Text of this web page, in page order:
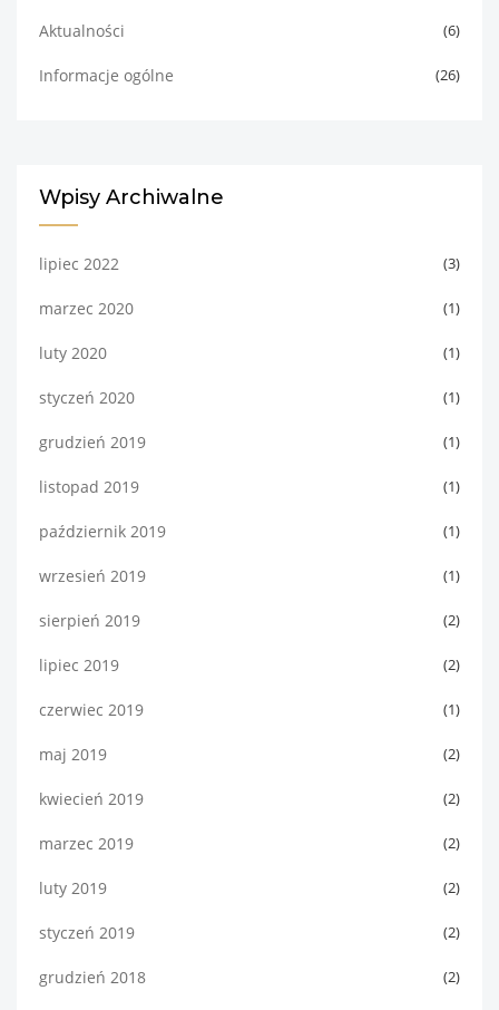
Aktualności (6)
Informacje ogólne (26)
Wpisy Archiwalne
lipiec 2022 (3)
marzec 2020 (1)
luty 2020 (1)
styczeń 2020 (1)
grudzień 2019 (1)
listopad 2019 (1)
październik 2019 (1)
wrzesień 2019 (1)
sierpień 2019 (2)
lipiec 2019 (2)
czerwiec 2019 (1)
maj 2019 (2)
kwiecień 2019 (2)
marzec 2019 (2)
luty 2019 (2)
styczeń 2019 (2)
grudzień 2018 (2)